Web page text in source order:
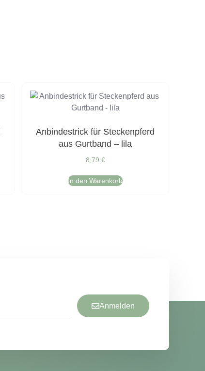
Anbindestrick für Steckenpferd
aus Gurtband – lila
8,79 €
In den Warenkorb
Anmelden